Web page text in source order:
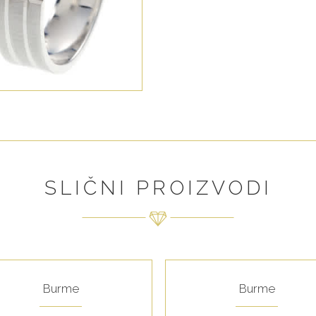
SLIČNI PROIZVODI
Burme Burme